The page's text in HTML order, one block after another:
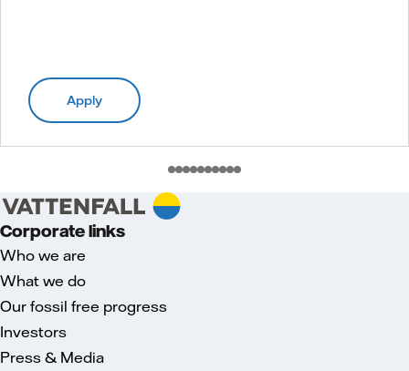
Apply
Corporate links
Who we are
What we do
Our fossil free progress
Investors
Press & Media